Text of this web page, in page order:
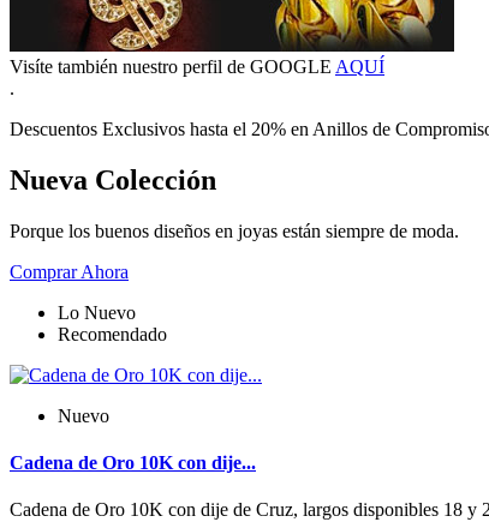
Visíte también nuestro perfil de GOOGLE AQUÍ
.
Descuentos Exclusivos hasta el 20% en Anillos de
Nueva Colección
Porque los buenos diseños en joyas están siempre de moda.
Comprar Ahora
Lo Nuevo
Recomendado
Nuevo
Cadena de Oro 10K con dije...
Cadena de Oro 10K con dije de Cruz, largos disponibles 18 y